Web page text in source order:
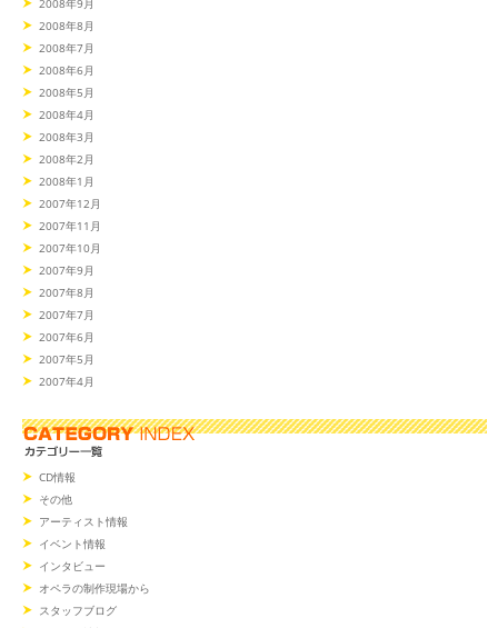
2008年9月
2008年8月
2008年7月
2008年6月
2008年5月
2008年4月
2008年3月
2008年2月
2008年1月
2007年12月
2007年11月
2007年10月
2007年9月
2007年8月
2007年7月
2007年6月
2007年5月
2007年4月
CD情報
その他
アーティスト情報
イベント情報
インタビュー
オペラの制作現場から
スタッフブログ